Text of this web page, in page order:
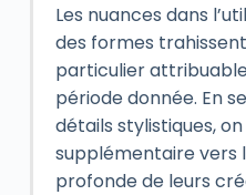
Les nuances dans
des formes
particulier
période donnée. En
détails stylistiques,
supplémentaire vers
profonde de leurs